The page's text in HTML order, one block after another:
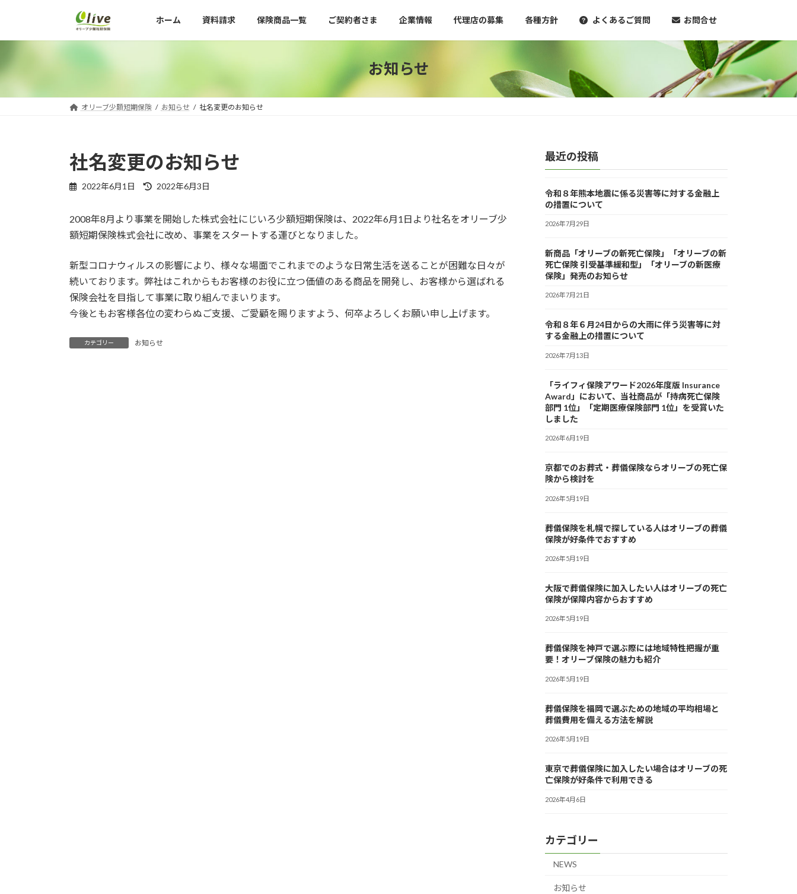
へ
ョ
ホーム 資料請求 保険商品一覧 ご契約者さま 企業情報 代理店の募集 各種方針 よくあるご質問 お問合せ
お知らせ
オリーブ少額短期保険 お知らせ 社名変更のお知らせ
社名変更のお知らせ
2022年6月1日
最
新
日
2022年6月3日
2008年8月より事業を開始した株式会社にじいろ少額短期保険は、2022年6月1日より社名をオリーブ少
額短期保険株式会社に改め、事業をスタートする運びとなりました。
新型コロナウィルスの影響により、様々な場面でこれまでのような日常生活を送ることが困難な日々が
続いております。弊社はこれからもお客様のお役に立つ価値のある商品を開発し、お客様から選ばれる
保険会社を目指して事業に取り組んでまいります。
今後ともお客様各位の変わらぬご支援、ご愛顧を賜りますよう、何卒よろしくお願い申し上げます。
カテゴリー お知らせ
最近の投稿
令和８年熊本地震に係る災害等に対する金融上
の措置について
2026年7月29日
新商品「オリーブの新死亡保険」「オリーブの新
死亡保険 引受基準緩和型」「オリーブの新医療
保険」発売のお知らせ
2026年7月21日
令和８年６月24日からの大雨に伴う災害等に対
する金融上の措置について
2026年7月13日
「ライフィ保険アワード2026年度版 Insurance
Award」において、当社商品が「持病死亡保険
部門 1位」「定期医療保険部門 1位」を受賞いた
しました
2026年6月19日
京都でのお葬式・葬儀保険ならオリーブの死亡保
険から検討を
2026年5月19日
葬儀保険を札幌で探している人はオリーブの葬儀
保険が好条件でおすすめ
2026年5月19日
大阪で葬儀保険に加入したい人はオリーブの死亡
保険が保障内容からおすすめ
2026年5月19日
葬儀保険を神戸で選ぶ際には地域特性把握が重
要！オリーブ保険の魅力も紹介
2026年5月19日
葬儀保険を福岡で選ぶための地域の平均相場と
葬儀費用を備える方法を解説
2026年5月19日
東京で葬儀保険に加入したい場合はオリーブの死
亡保険が好条件で利用できる
2026年4月6日
カテゴリー
NEWS
お知らせ